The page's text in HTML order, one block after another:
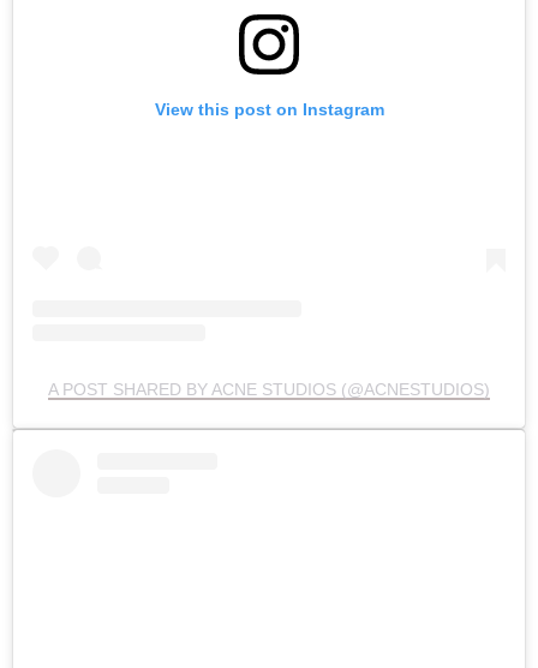
View this post on Instagram
A POST SHARED BY ACNE STUDIOS (@ACNESTUDIOS)